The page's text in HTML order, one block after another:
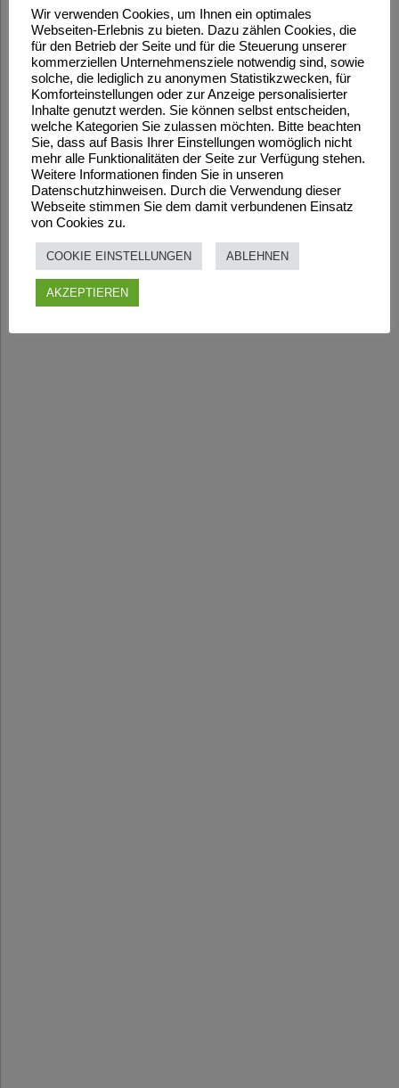
Wir verwenden Cookies, um Ihnen ein optimales
Webseiten-Erlebnis zu bieten. Dazu zählen Cookies, die
für den Betrieb der Seite und für die Steuerung unserer
kommerziellen Unternehmensziele notwendig sind, sowie
solche, die lediglich zu anonymen Statistikzwecken, für
Komforteinstellungen oder zur Anzeige personalisierter
Inhalte genutzt werden. Sie können selbst entscheiden,
welche Kategorien Sie zulassen möchten. Bitte beachten
Sie, dass auf Basis Ihrer Einstellungen womöglich nicht
mehr alle Funktionalitäten der Seite zur Verfügung stehen.
Weitere Informationen finden Sie in unseren
Datenschutzhinweisen. Durch die Verwendung dieser
Webseite stimmen Sie dem damit verbundenen Einsatz
von Cookies zu.
COOKIE EINSTELLUNGEN ABLEHNEN
AKZEPTIEREN